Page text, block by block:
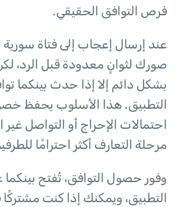
فرص التوافق الحقيقي.
عند إرسال إعجاب إلى فتاة سورية
صورك لثوانٍ معدودة قبل الرد،
بشكل دائم إلا إذا حدث بينكما
التطبيق. هذا الأسلوب يحفظ
احتمالات الإحراج أو التواصل
مرحلة التعارف أكثر احترامًا
وفور حصول التوافق، تُفتح
التطبيق، ويمكنك إذا كنت